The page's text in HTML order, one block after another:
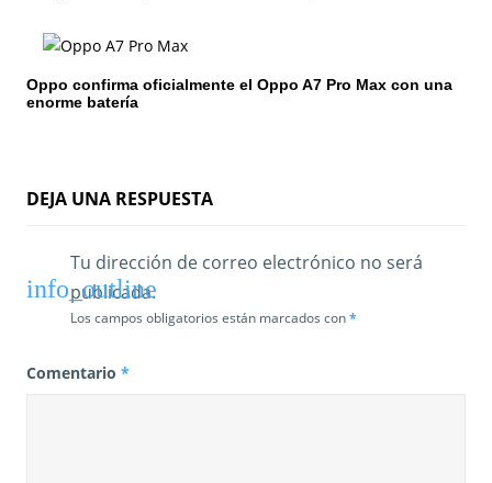
r
d
Oppo confirma oficialmente el Oppo A7 Pro Max con una
enorme batería
DEJA UNA RESPUESTA
Tu dirección de correo electrónico no será
publicada.
Los campos obligatorios están marcados con*
Comentario *